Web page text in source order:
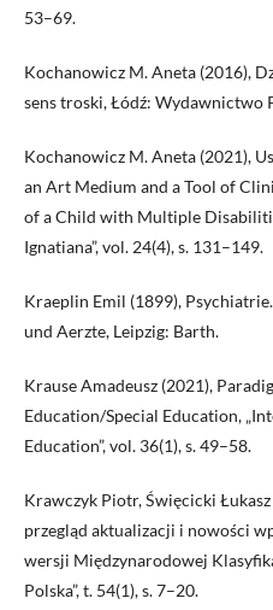
53–69.
Kochanowicz M. Aneta (2016),
sens troski, Łódź: Wydawnictwo
Kochanowicz M. Aneta (2021),
an Art Medium and a Tool of
of a Child with Multiple
Ignatiana”, vol. 24(4), s. 131–149.
Kraeplin Emil (1899),
und Aerzte, Leipzig: Barth.
Krause Amadeusz (2021),
Education/Special Education,
Education”, vol. 36(1), s. 49–58.
Krawczyk Piotr, Święcicki
przegląd aktualizacji i nowości
wersji Międzynarodowej
Polska”, t. 54(1), s. 7–20.